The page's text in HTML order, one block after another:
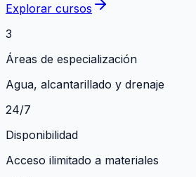
Explorar cursos
3
Áreas de especialización
Agua, alcantarillado y drenaje
24/7
Disponibilidad
Acceso ilimitado a materiales